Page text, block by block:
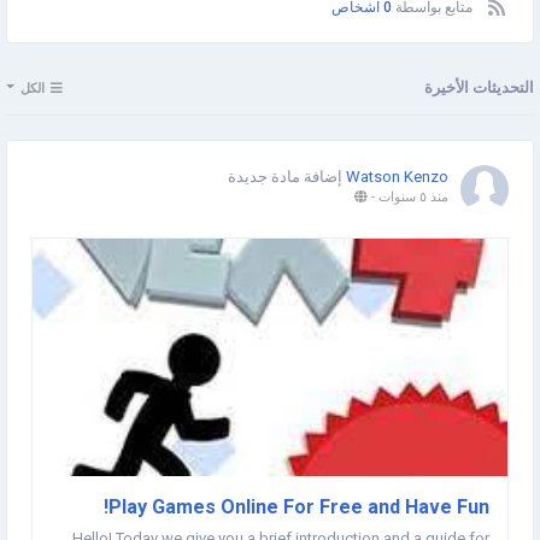
متابع بواسطة 0 اشخاص
التحديثات الأخيرة الكل
Watson Kenzo إضافة مادة جديدة
منذ ٥ سنوات -
Play Games Online For Free and Have Fun!